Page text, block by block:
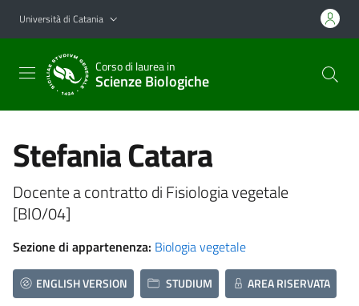
Vai al contenuto principale
Vai al menu di navigazione
Università di Catania
Corso di laurea in
Scienze Biologiche
Stefania Catara
Docente a contratto di Fisiologia vegetale
[BIO/04]
Sezione di appartenenza: Biologia vegetale
ENGLISH VERSION STUDIUM AREA RISERVATA